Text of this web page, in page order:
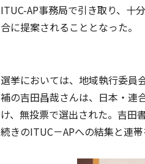
ITUC-AP事務局で引き取り、十
合に提案されることとなった。
選挙においては、地域執行委員
補の吉田昌哉さんは、日本・連
け、無投票で選出された。吉田
続きのITUC－APへの結集と連